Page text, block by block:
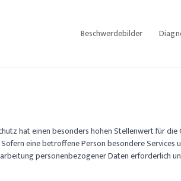
Beschwerdebilder
DIAGNOSTIK
VERFAHREN/
ÄSTHETISCHE
BEHANDLUNGEN
hat einen besonders hohen Stellenwert für
eine betroffene Person besondere
personenbezogener Daten erforderlich